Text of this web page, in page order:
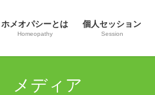
ホメオパシーとは
Homeopathy
個人セッション
Session
メディア